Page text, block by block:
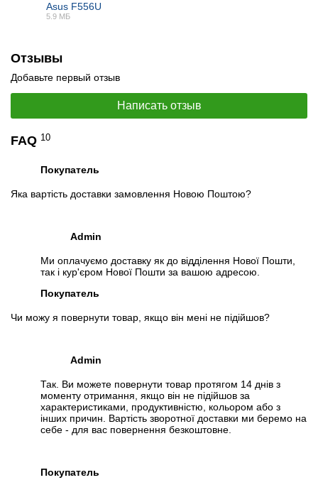
Asus F556U
5.9 МБ
Отзывы
Добавьте первый отзыв
Написать отзыв
FAQ 10
Покупатель
Яка вартість доставки замовлення Новою Поштою?
Admin
Ми оплачуємо доставку як до відділення Нової Пошти,
так і кур'єром Нової Пошти за вашою адресою.
Покупатель
Чи можу я повернути товар, якщо він мені не підійшов?
Admin
Так. Ви можете повернути товар протягом 14 днів з
моменту отримання, якщо він не підійшов за
характеристиками, продуктивністю, кольором або з
інших причин. Вартість зворотної доставки ми беремо на
себе - для вас повернення безкоштовне.
Покупатель